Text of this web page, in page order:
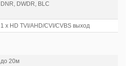
DNR, DWDR, BLC
1 х HD TVI/AHD/CVI/CVBS выход
до 20м